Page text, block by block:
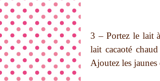
3 – Portez le lait
lait cacaoté
Ajoutez les